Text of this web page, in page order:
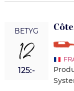
BETYG
12
125:-